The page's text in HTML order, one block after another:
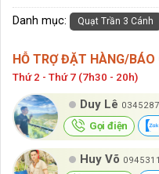
Danh mục: Quạt Trần 3 Cánh
HỖ TRỢ ĐẶT HÀNG/BÁO
Thứ 2 - Thứ 7 (7h30 - 20h)
Duy Lê
Gọi điện
Huy Võ